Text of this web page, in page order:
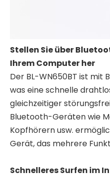
Stellen Sie über
Ihrem Computer her
Der BL-WN650BT ist mit
was eine schnelle
gleichzeitiger
Bluetooth-Geräten wie
Kopfhörern usw.
Gerät, das mehrere
Schnelleres Surfen im